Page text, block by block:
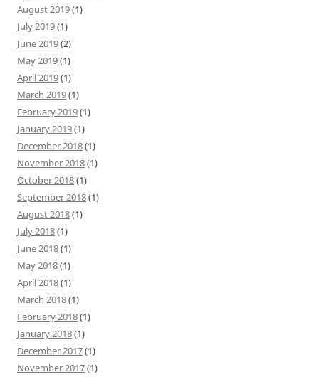
August 2019(1)
July 2019(1)
June 2019(2)
May 2019(1)
April 2019(1)
March 2019(1)
February 2019(1)
January 2019(1)
December 2018(1)
November 2018(1)
October 2018(1)
September 2018(1)
August 2018(1)
July 2018(1)
June 2018(1)
May 2018(1)
April 2018(1)
March 2018(1)
February 2018(1)
January 2018(1)
December 2017(1)
November 2017(1)